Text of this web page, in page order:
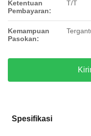
Ketentuan
Pembayaran:
T/T
Kemampuan
Pasokan:
Spesifikasi